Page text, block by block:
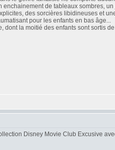
de tableaux sombres,
des sorcières libidineuses et
pour les enfants en bas âge...
dont la moitié des enfants sont sortis
Disney Movie Club Excusive